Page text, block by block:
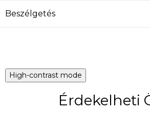
Beszélgetés
High-contrast mode
Érdekelheti